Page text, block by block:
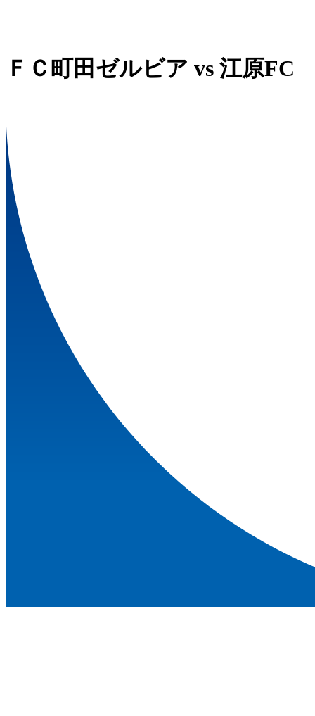
ＦＣ町田ゼルビア vs 江原FC